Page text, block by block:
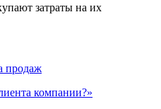
затраты на их
продаж
компании?»